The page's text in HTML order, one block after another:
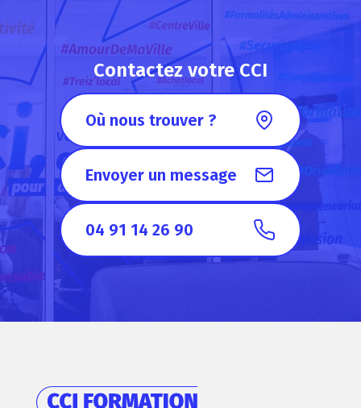
Contactez votre CCI
Où nous trouver ?
Envoyer un message
04 91 14 26 90